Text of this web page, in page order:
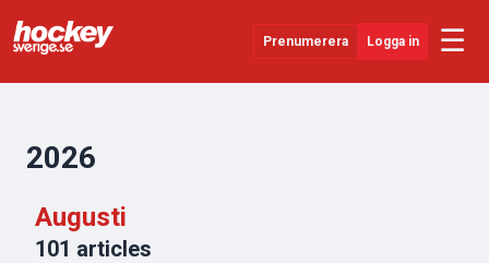
Prenumerera Logga in ☰
YouTube
Evenemang
2026
Augusti
101 articles